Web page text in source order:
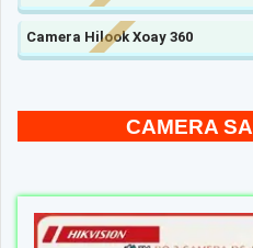
Camera Hilook Xoay 360
CAMERA